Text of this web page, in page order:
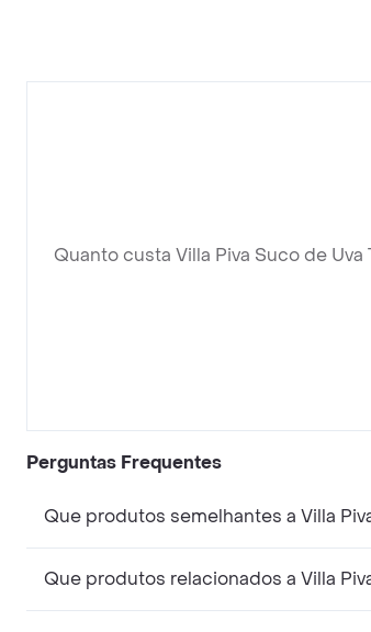
Quanto custa Villa Piva Suco de
Perguntas Frequentes
Que produtos semelhantes a Villa
Que produtos relacionados a Villa